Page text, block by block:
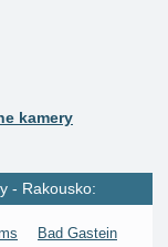
kamery
- Rakousko:
Bad Gastein